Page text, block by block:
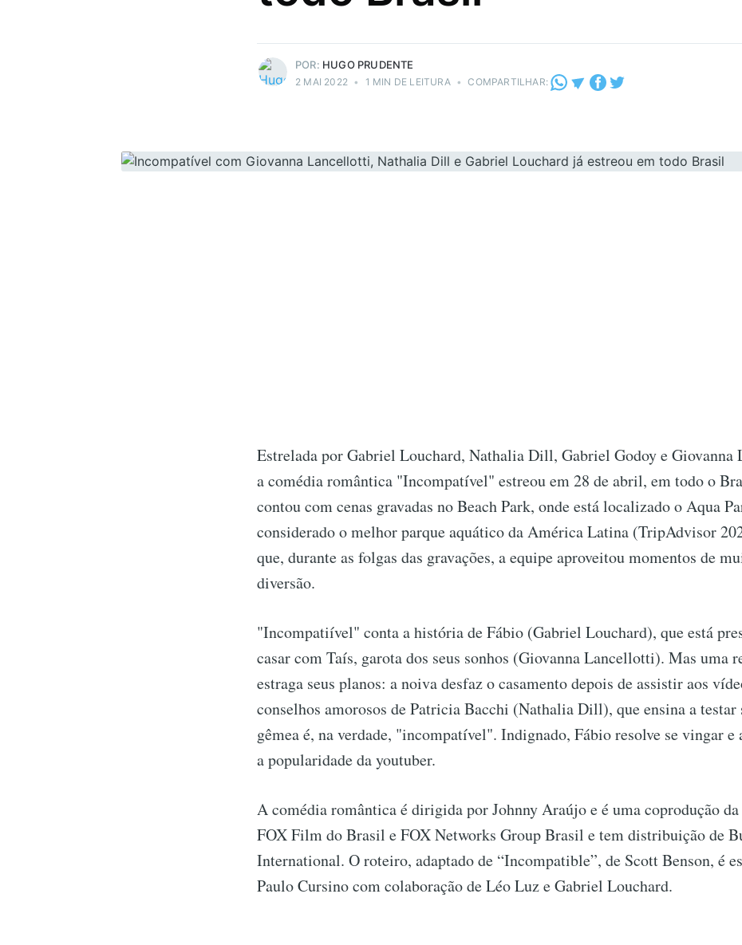
paradas muito doidas!
POR: HUGO PRUDENTE
2 MAI 2022 • 1 MIN DE LEITURA • COMPARTILHAR:
Estrelada por Gabriel Louchard, Nathalia Dill, Gabriel Godoy e Giovanna
a comédia romântica "Incompatível" estreou em 28 de abril, em todo o
contou com cenas gravadas no Beach Park, onde está localizado o Aqua
considerado o melhor parque aquático da América Latina (TripAdvisor
que, durante as folgas das gravações, a equipe aproveitou momentos de
diversão.
"Incompatiível" conta a história de Fábio (Gabriel Louchard), que está
casar com Taís, garota dos seus sonhos (Giovanna Lancellotti). Mas uma
estraga seus planos: a noiva desfaz o casamento depois de assistir aos
conselhos amorosos de Patricia‌ ‌Bacchi (Nathalia Dill), que ensina a testar
gêmea é, na verdade, "incompatível". Indignado, Fábio resolve se vingar e
a popularidade da youtuber.
A comédia romântica é dirigida por Johnny Araújo e é uma coprodução
FOX Film do Brasil e FOX Networks Group Brasil e tem distribuição de
International. O roteiro, adaptado de “Incompatible”, de Scott Benson, é
Paulo Cursino com colaboração de Léo Luz e Gabriel Louchard.